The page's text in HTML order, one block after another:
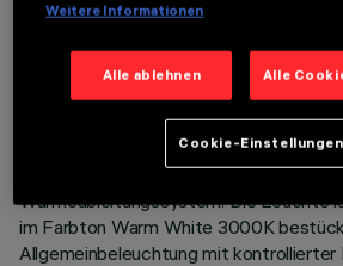
Starre, runde Einbauleuchte zur
Installation. Hochglänzender,
Kunststoffreflektor mit kratzfester
mit Konturenrahmen aus
verzinktem und lackiertem Stahlblech
schwarzem lackierten, extrudiertem
Wärmeableitungssystem. Die Leuchte
im Farbton Warm White 3000K
Allgemeinbeleuchtung mit
Weitere Informationen
Alle ablehnen Alle
Cookie-Einstellungen